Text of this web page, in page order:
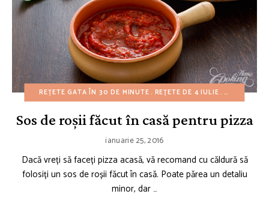
REȚETE GATA ÎN 30 DE MINUTE REȚETE DE 4 IULIE APERITIVE
Sos de roșii făcut în casă pentru pizza
ianuarie 25, 2016
Dacă vreți să faceți pizza acasă, vă recomand cu căldură să
folosiți un sos de roșii făcut în casă. Poate părea un detaliu
minor, dar …